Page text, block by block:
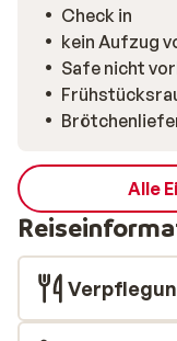
im Zentrum
erledigen und in
zubereiten. Keine
entfernt finden Sie
Check in
kein Aufzug
Safe nicht
Alle